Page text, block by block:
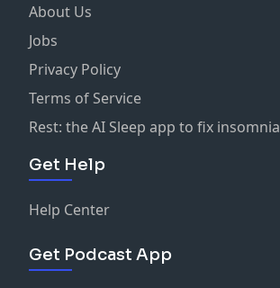
About Us
Jobs
Privacy Policy
Terms of Service
Rest: the AI Sleep app to fix insomnia
Get Help
Help Center
Get Podcast App